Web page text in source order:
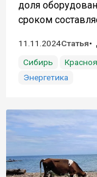
доля
сроком
11.11.2024Статья
Сибирь
Энергетика